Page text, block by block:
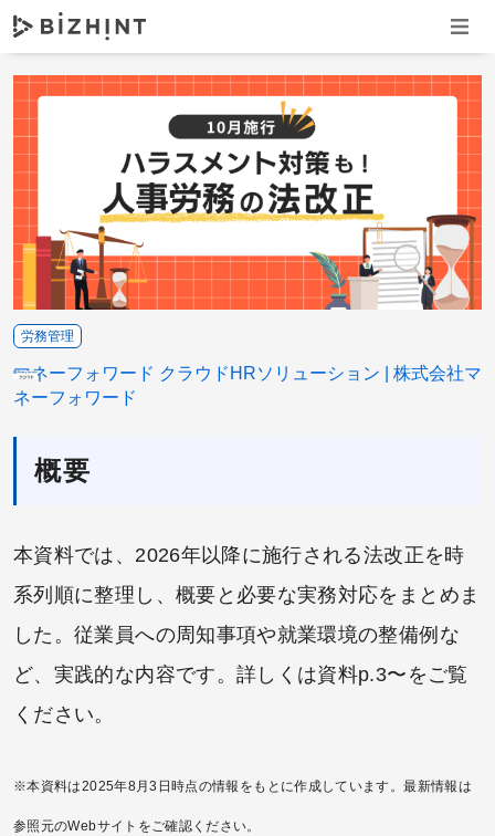
ナビ
概要
本資料では、2026年以降に施行される法改正を時
系列順に整理し、概要と必要な実務対応をまとめま
した。従業員への周知事項や就業環境の整備例な
ど、実践的な内容です。詳しくは資料p.3〜をご覧
ください。
※本資料は2025年8⽉3⽇時点の情報をもとに作成しています。最新情報は
参照元のWebサイトをご確認ください。
労務管理
マネーフォワード クラウドHRソリューション
株式会社マ
ネーフォワード